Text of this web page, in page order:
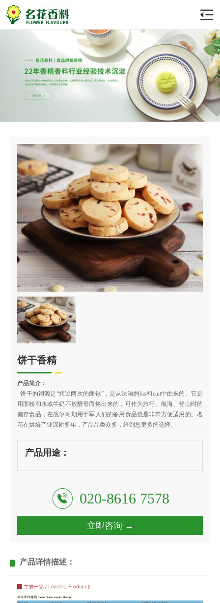
饼干香精
产品简介：
饼干的词源是“烤过两次的面包”，是从法语的bis和cuit中由来的。它是
用面粉和水或牛奶不放酵母而烤出来的，可作为旅行、航海、登山时的
储存食品，在战争时期用于军人们的备用食品也是非常方便适用的。名
花在烘焙产业深耕多年，产品品类众多，给到您更多的选择。
产品用途：
立即咨询 →
020-8616 7578
产品详情描述：